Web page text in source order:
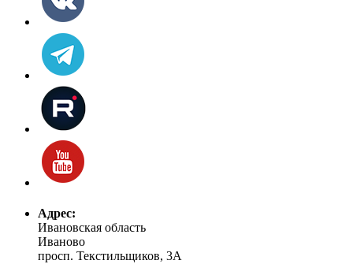
Адрес:
Ивановская область
Иваново
просп. Текстильщиков, 3А